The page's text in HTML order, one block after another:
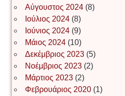
Νίκος Λυγερός
Іван Буртик
Αύγουστος 2024(8)
Ιούλιος 2024(8)
Ιούνιος 2024(9)
Μάιος 2024(10)
Δεκέμβριος 2023(5)
Νοέμβριος 2023(2)
Μάρτιος 2023(2)
Φεβρουάριος 2020(1)